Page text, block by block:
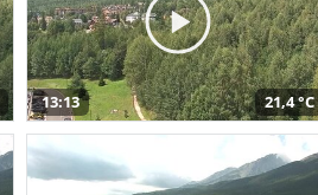
13:13 21,4 °C